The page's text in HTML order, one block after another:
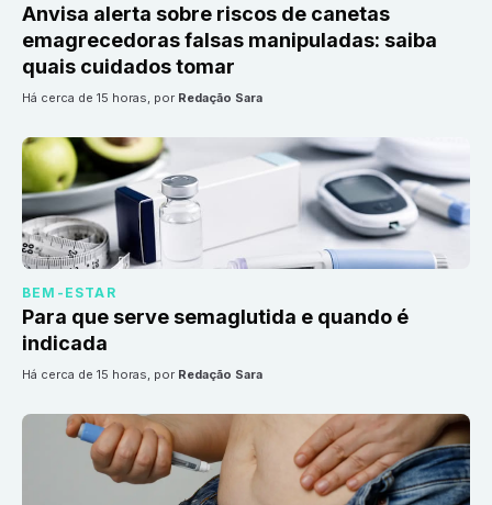
Anvisa alerta sobre riscos de canetas
emagrecedoras falsas manipuladas: saiba
quais cuidados tomar
há cerca de 15 horas, por Redação Sara
BEM-ESTAR
Para que serve semaglutida e quando é
indicada
há cerca de 15 horas, por Redação Sara